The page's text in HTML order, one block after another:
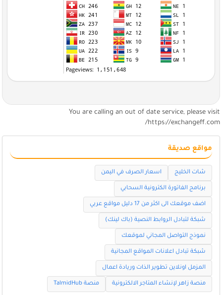
You are calling an out of date service, please visit
https://exchangeff.com/
مواقع صديقة
شات الخليج اسعار الصرف في اليمن
برنامج الفاتورة الكترونية السحابي
اضف موقعك الى اكثر من 17 دليل مواقع عربي
شبكة لتبادل الروابط النصية (باك لينك)
نموذج التواصل المجاني لموقعك
شبكة تبادل اعلانات المواقع المجانية
المزمل اونلاين تطوير الذات وريادة اعمال
منصة زاهر لإنشاء المتاجر الالكترونية منصة TalmidHub